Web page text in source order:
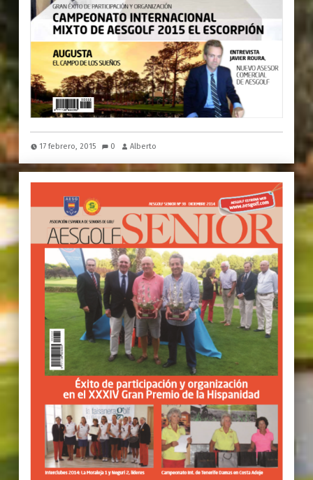
17 febrero, 2015 0 Alberto